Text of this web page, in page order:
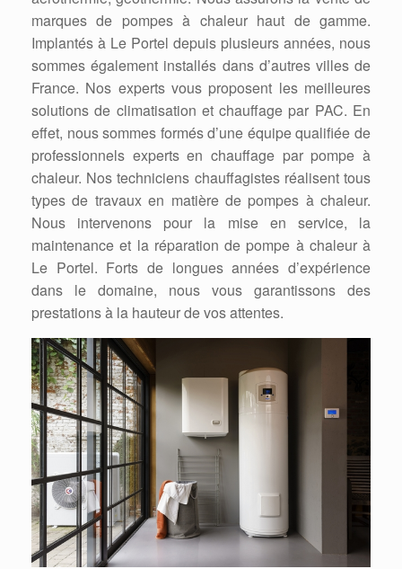
marques de pompes à chaleur haut de gamme.
Implantés à Le Portel depuis plusieurs années, nous
sommes également installés dans d’autres villes de
France. Nos experts vous proposent les meilleures
solutions de climatisation et chauffage par PAC. En
effet, nous sommes formés d’une équipe qualifiée de
professionnels experts en chauffage par pompe à
chaleur. Nos techniciens chauffagistes réalisent tous
types de travaux en matière de pompes à chaleur.
Nous intervenons pour la mise en service, la
maintenance et la réparation de pompe à chaleur à
Le Portel. Forts de longues années d’expérience
dans le domaine, nous vous garantissons des
prestations à la hauteur de vos attentes.